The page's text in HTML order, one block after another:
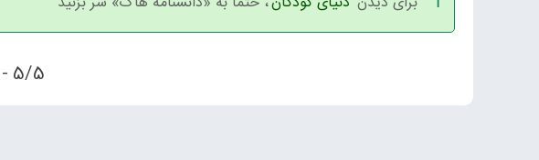
5/5 - (1 امتیاز)